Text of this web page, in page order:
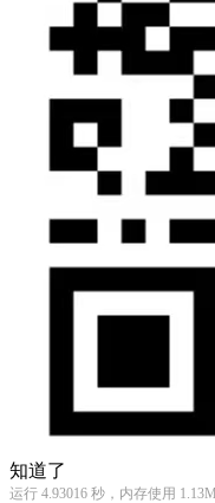
知道了
运行 4.93016 秒，内存使用